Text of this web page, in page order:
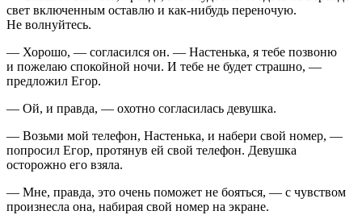
свет включенным оставлю и как-нибудь переночую.
Не волнуйтесь.
— Хорошо, — согласился он. — Настенька, я тебе позвоню
и пожелаю спокойной ночи. И тебе не будет страшно, —
предложил Егор.
— Ой, и правда, — охотно согласилась девушка.
— Возьми мой телефон, Настенька, и набери свой номер, —
попросил Егор, протянув ей свой телефон. Девушка
осторожно его взяла.
— Мне, правда, это очень поможет не бояться, — с чувством
произнесла она, набирая свой номер на экране.